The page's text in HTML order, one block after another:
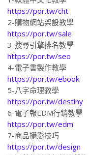
https://por.tw/cht
2-購物網站架設教學
https://por.tw/sale
3-搜尋引擎排名教學
https://por.tw/seo
4-電子書製作教學
https://por.tw/ebook
5-八字命理教學
https://por.tw/destiny
6-電子報EDM行銷教學
https://por.tw/edm
7-商品攝影技巧
https://por.tw/design